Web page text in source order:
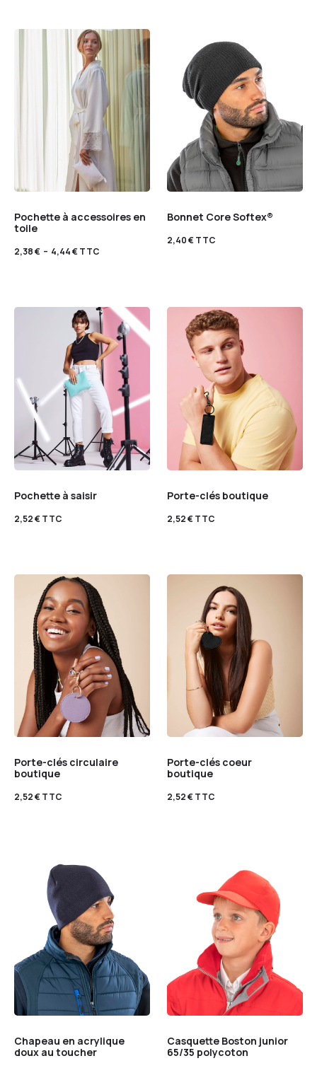
Pochette à accessoires en
toile
2,38€ – 4,44€TTC
Bonnet Core Softex®
2,40€TTC
Pochette à saisir
2,52€TTC
Porte-clés boutique
2,52€TTC
Porte-clés circulaire
boutique
2,52€TTC
Porte-clés coeur
boutique
2,52€TTC
Chapeau en acrylique
doux au toucher
Casquette Boston junior
65/35 polycoton